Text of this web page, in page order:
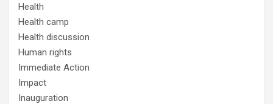
Health
Health camp
Health discussion
Human rights
Immediate Action
Impact
Inauguration